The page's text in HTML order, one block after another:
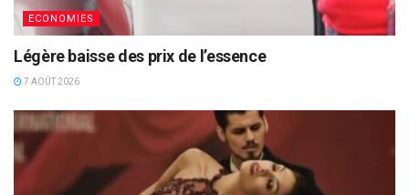
ECONOMIES
Légère baisse des prix de l’essence
7 AOÛT 2026